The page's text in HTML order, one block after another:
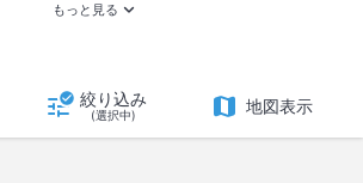
王子・高尾( 21)奥多摩
絞り込み
(選択中) 地図表示